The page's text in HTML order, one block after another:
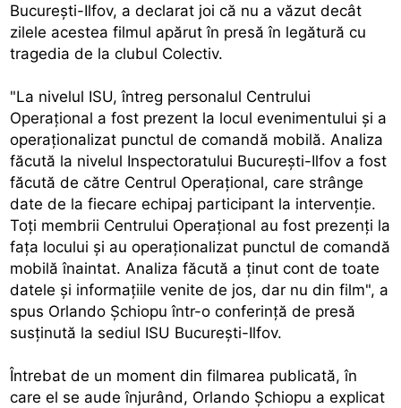
Bucureşti-Ilfov, a declarat joi că nu a văzut decât
zilele acestea filmul apărut în presă în legătură cu
tragedia de la clubul Colectiv.
"La nivelul ISU, întreg personalul Centrului
Operaţional a fost prezent la locul evenimentului şi a
operaţionalizat punctul de comandă mobilă. Analiza
făcută la nivelul Inspectoratului Bucureşti-Ilfov a fost
făcută de către Centrul Operaţional, care strânge
date de la fiecare echipaj participant la intervenţie.
Toţi membrii Centrului Operaţional au fost prezenţi la
faţa locului şi au operaţionalizat punctul de comandă
mobilă înaintat. Analiza făcută a ţinut cont de toate
datele şi informaţiile venite de jos, dar nu din film", a
spus Orlando Şchiopu într-o conferinţă de presă
susţinută la sediul ISU Bucureşti-Ilfov.
Întrebat de un moment din filmarea publicată, în
care el se aude înjurând, Orlando Şchiopu a explicat